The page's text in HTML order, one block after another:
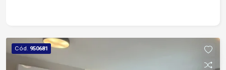
Imóveis Casas de alto padrão: Mansões e
residências modernas com projetos
arquitetônicos exclusivos.
Cód. 950681